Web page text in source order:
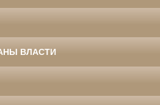
ВЛАСТИ